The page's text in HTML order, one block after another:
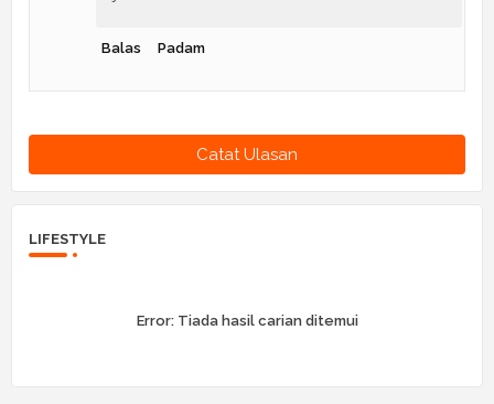
Balas Padam
Catat Ulasan
LIFESTYLE
Error:Tiada hasil carian ditemui